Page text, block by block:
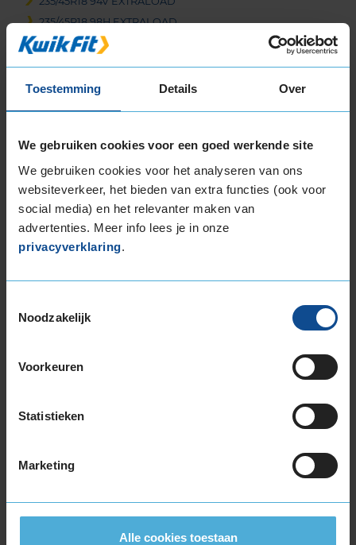
Toestemming Details Over
We gebruiken cookies voor een goed werkende site
We gebruiken cookies voor het analyseren van ons
websiteverkeer, het bieden van extra functies (ook voor
social media) en het relevanter maken van
advertenties. Meer info lees je in onze
privacyverklaring.
Noodzakelijk
Voorkeuren
Statistieken
Marketing
Alle cookies toestaan
235/45R18 98H EXTRALOAD
235/45R18 98V EXTRALOAD
235/55R18 104H EXTRALOAD
245/40R18 97V EXTRALOAD
255/40R18 99V EXTRALOAD
255/45R18 103V EXTRALOAD
255/55R18 109H EXTRALOAD
255/55R18 109V EXTRALOAD
215/50R19 97H EXTRALOAD
225/40R19 93W EXTRALOAD
225/45R19 96T EXTRALOAD
235/40R19 96V EXTRALOAD
235/45R19 99T EXTRALOAD